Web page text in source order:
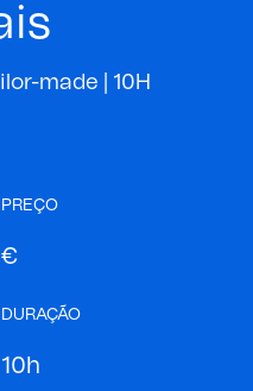
made | 10H
PREÇO
€
DURAÇÃO
10h